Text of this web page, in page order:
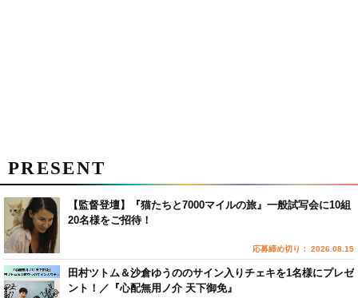
PRESENT
【監督登壇】『猫たちと7000マイルの旅』一般試写会に10組
20名様をご招待！
応募締め切り： 2026.08.15
田村ツトム＆沙倉ゆうののサイン入りチェキを1名様にプレゼ
ント！／『心配無用ノ介 天下御免』